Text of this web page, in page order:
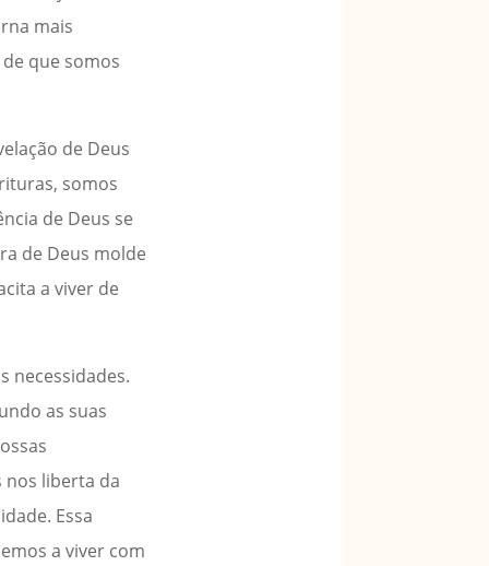
mais
que somos
de Deus
somos
de Deus se
de Deus molde
a viver de
necessidades.
as suas
nos liberta da
Essa
a viver com